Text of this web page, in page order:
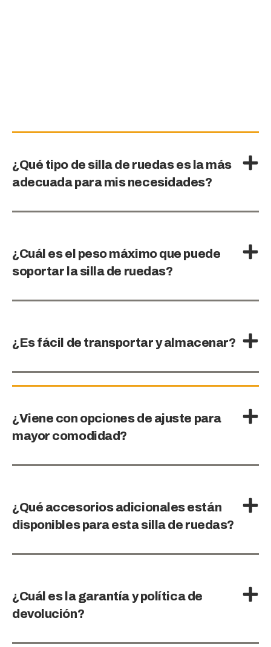
¿Qué tipo de silla de ruedas es la más
adecuada para mis necesidades?
¿Cuál es el peso máximo que puede
soportar la silla de ruedas?
¿Es fácil de transportar y almacenar?
¿Viene con opciones de ajuste para
mayor comodidad?
¿Qué accesorios adicionales están
disponibles para esta silla de ruedas?
¿Cuál es la garantía y política de
devolución?